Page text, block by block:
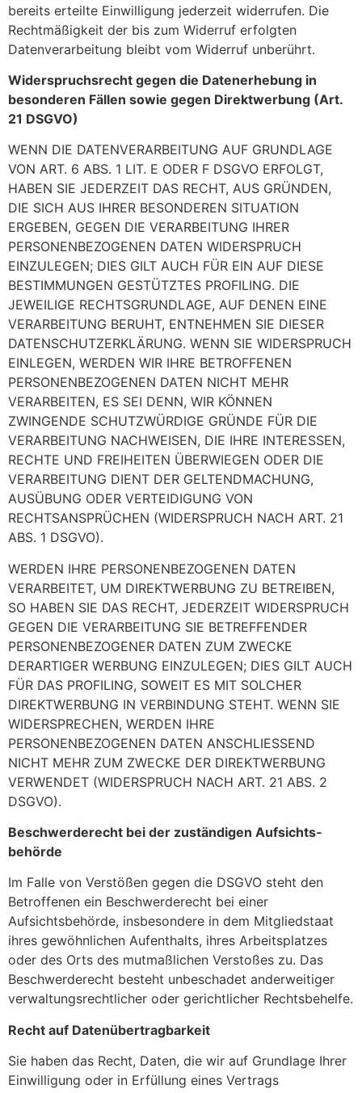
bereits erteilte Einwilligung jederzeit widerrufen. Die
Rechtmäßigkeit der bis zum Widerruf erfolgten
Datenverarbeitung bleibt vom Widerruf unberührt.
Widerspruchsrecht gegen die Datenerhebung in
besonderen Fällen sowie gegen Direktwerbung (Art.
21 DSGVO)
WENN DIE DATENVERARBEITUNG AUF GRUNDLAGE
VON ART. 6 ABS. 1 LIT. E ODER F DSGVO ERFOLGT,
HABEN SIE JEDERZEIT DAS RECHT, AUS GRÜNDEN,
DIE SICH AUS IHRER BESONDEREN SITUATION
ERGEBEN, GEGEN DIE VERARBEITUNG IHRER
PERSONENBEZOGENEN DATEN WIDERSPRUCH
EINZULEGEN; DIES GILT AUCH FÜR EIN AUF DIESE
BESTIMMUNGEN GESTÜTZTES PROFILING. DIE
JEWEILIGE RECHTSGRUNDLAGE, AUF DENEN EINE
VERARBEITUNG BERUHT, ENTNEHMEN SIE DIESER
DATENSCHUTZERKLÄRUNG. WENN SIE WIDERSPRUCH
EINLEGEN, WERDEN WIR IHRE BETROFFENEN
PERSONENBEZOGENEN DATEN NICHT MEHR
VERARBEITEN, ES SEI DENN, WIR KÖNNEN
ZWINGENDE SCHUTZWÜRDIGE GRÜNDE FÜR DIE
VERARBEITUNG NACHWEISEN, DIE IHRE INTERESSEN,
RECHTE UND FREIHEITEN ÜBERWIEGEN ODER DIE
VERARBEITUNG DIENT DER GELTENDMACHUNG,
AUSÜBUNG ODER VERTEIDIGUNG VON
RECHTSANSPRÜCHEN (WIDERSPRUCH NACH ART. 21
ABS. 1 DSGVO).
WERDEN IHRE PERSONENBEZOGENEN DATEN
VERARBEITET, UM DIREKTWERBUNG ZU BETREIBEN,
SO HABEN SIE DAS RECHT, JEDERZEIT WIDERSPRUCH
GEGEN DIE VERARBEITUNG SIE BETREFFENDER
PERSONENBEZOGENER DATEN ZUM ZWECKE
DERARTIGER WERBUNG EINZULEGEN; DIES GILT AUCH
FÜR DAS PROFILING, SOWEIT ES MIT SOLCHER
DIREKTWERBUNG IN VERBINDUNG STEHT. WENN SIE
WIDERSPRECHEN, WERDEN IHRE
PERSONENBEZOGENEN DATEN ANSCHLIESSEND
NICHT MEHR ZUM ZWECKE DER DIREKTWERBUNG
VERWENDET (WIDERSPRUCH NACH ART. 21 ABS. 2
DSGVO).
Beschwerde­recht bei der zuständigen Aufsichts­
behörde
Im Falle von Verstößen gegen die DSGVO steht den
Betroffenen ein Beschwerderecht bei einer
Aufsichtsbehörde, insbesondere in dem Mitgliedstaat
ihres gewöhnlichen Aufenthalts, ihres Arbeitsplatzes
oder des Orts des mutmaßlichen Verstoßes zu. Das
Beschwerderecht besteht unbeschadet anderweitiger
verwaltungsrechtlicher oder gerichtlicher Rechtsbehelfe.
Recht auf Daten­übertrag­barkeit
Sie haben das Recht, Daten, die wir auf Grundlage Ihrer
Einwilligung oder in Erfüllung eines Vertrags